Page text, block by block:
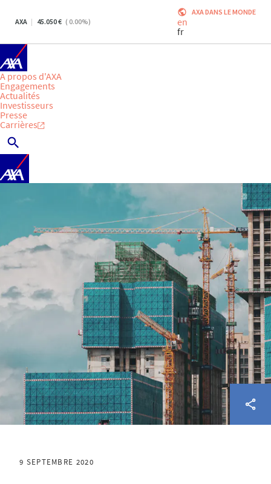
AXA 45.050 ( 0.00%)
AXA DANS LE MONDE
en
fr
A propos d'AXA
Engagements
Actualités
Investisseurs
Presse
Carrières
9 SEPTEMBRE 2020